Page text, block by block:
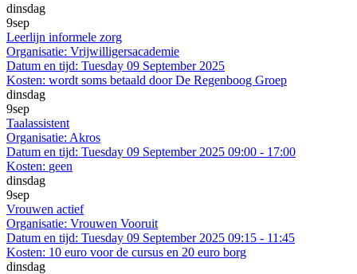
dinsdag
9sep
Leerlijn informele zorg
Organisatie: Vrijwilligersacademie
Datum en tijd: Tuesday 09 September 2025
Kosten: wordt soms betaald door De Regenboog Groep
dinsdag
9sep
Taalassistent
Organisatie: Akros
Datum en tijd: Tuesday 09 September 2025 09:00 - 17:00
Kosten: geen
dinsdag
9sep
Vrouwen actief
Organisatie: Vrouwen Vooruit
Datum en tijd: Tuesday 09 September 2025 09:15 - 11:45
Kosten: 10 euro voor de cursus en 20 euro borg
dinsdag